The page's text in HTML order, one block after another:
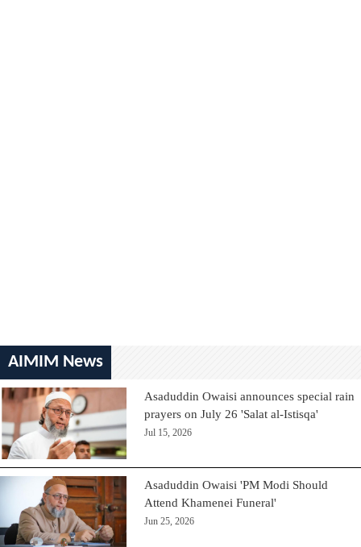
AIMIM News
Asaduddin Owaisi announces special rain
prayers on July 26 'Salat al-Istisqa'
Jul 15, 2026
Asaduddin Owaisi 'PM Modi Should
Attend Khamenei Funeral'
Jun 25, 2026